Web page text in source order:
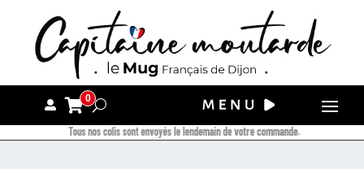
0
Tous nos colis sont envoyés le lendemain de votre commande.